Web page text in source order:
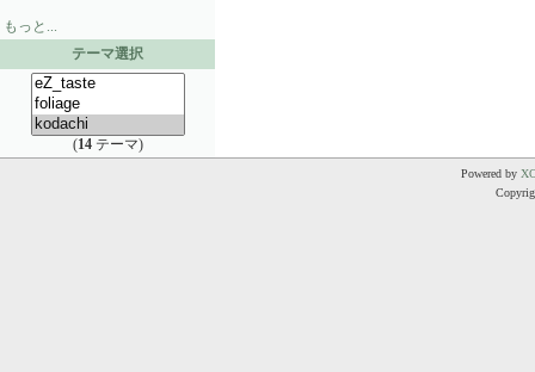
もっと...
テーマ選択
(14テーマ)
Powered by